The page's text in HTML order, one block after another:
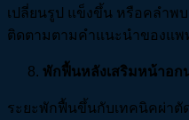
เปลี่ยนรูป แข็งขึ้น หรือคลำพ
ติดตามตามคำแนะนำของแพ
พักฟื้นหลังเสริมหน้าอก
ระยะพักฟื้นขึ้นกับเทคนิคผ่าตั